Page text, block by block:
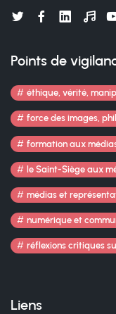
Points de
éthique, vérité,
force des images,
formation aux
le Saint-Siège aux
médias et
numérique et
réflexions critiques
Liens